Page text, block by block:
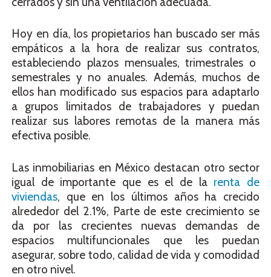
Hoy en día, los propietarios han buscado ser más
empáticos a la hora de realizar sus contratos,
estableciendo plazos mensuales, trimestrales o
semestrales y no anuales. Además, muchos de
ellos han modificado sus espacios para adaptarlo
a grupos limitados de trabajadores y puedan
realizar sus labores remotas de la manera más
efectiva posible.
Las inmobiliarias en México destacan otro sector
igual de importante que es el de larenta de
viviendas, que en los últimos años ha crecido
alrededor del 2.1%, Parte de este crecimiento se
da por las crecientes nuevas demandas de
espacios multifuncionales que les puedan
asegurar, sobre todo, calidad de vida y comodidad
en otro nivel.